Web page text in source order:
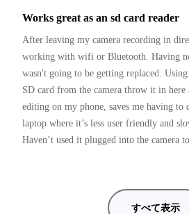
Works great as an sd card reader
After leaving my camera recording in
working with wifi or Bluetooth. Having
wasn't going to be getting replaced.
SD card from the camera throw it in here
editing on my phone, saves me having to
laptop where it’s less user friendly and
Haven’t used it plugged into the camera
すべて表示